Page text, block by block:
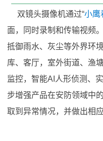
​ 双镜头摄像机通过“小鹰
面，同时录制和传输视频
抵御雨水、灰尘等外界环
库、客厅，室外街道、渔
监控，智能AI人形侦测、
步增强产品在安防领域中
取到异常情况，并做出相应